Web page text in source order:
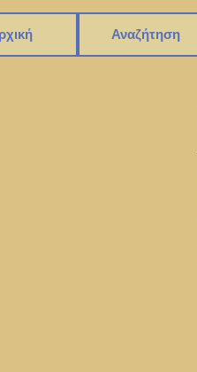
Αναζήτηση